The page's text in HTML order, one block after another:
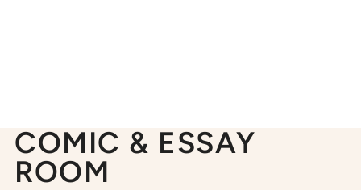
COMIC & ESSAY
ROOM